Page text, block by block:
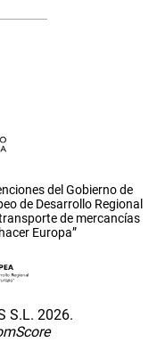
del Gobierno de
de Desarrollo Regional
de mercancías
Europa”
S.L. 2026.